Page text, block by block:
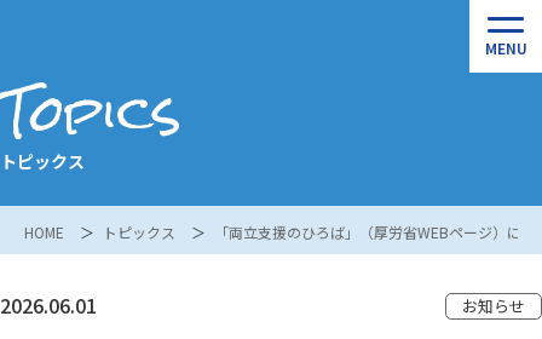
Topics
トピックス
HOME トピックス 「両立支援のひろば」（厚労省WEBページ）に
2026.06.01 お知らせ